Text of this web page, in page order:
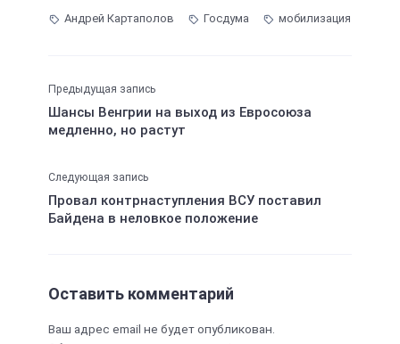
Андрей Картаполов Госдума мобилизация
Предыдущая запись
Шансы Венгрии на выход из Евросоюза
медленно, но растут
Следующая запись
Провал контрнаступления ВСУ поставил
Байдена в неловкое положение
Оставить комментарий
Ваш адрес email не будет опубликован.